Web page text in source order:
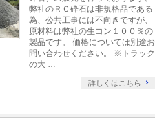
弊社のＲＣ砕石は非規格品である
為、公共工事には不向きですが、
原材料は弊社の生コン１００％の
製品です。 価格については別途お
問い合わせください。 ※トラック
の大 …
詳しくはこちら